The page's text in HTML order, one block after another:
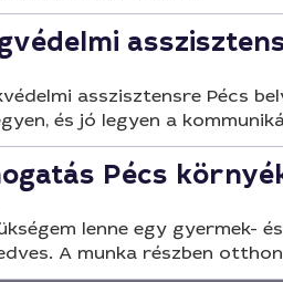
asszisztensre Pécs
és jó legyen a
Pécs
lenne egy gyermek-
A munka részben